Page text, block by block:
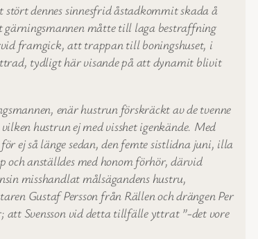
dennes sinnesfrid åstadkommit skada å
måtte till laga bestraffning
framgick, att trappan till boningshuset, i
tydligt här visande på att dynamit blivit
enär hustrun förskräckt av de tvenne
hustrun ej med visshet igenkände. Med
ej så länge sedan, den femte sistlidna juni, illa
och anställdes med honom förhör, därvid
misshandlat målsägandens hustru,
Gustaf Persson från Rällen och drängen Per
att Svensson vid detta tillfälle yttrat ”-det vore